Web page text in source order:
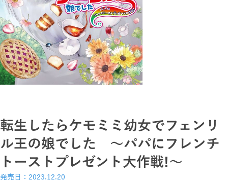
転生したらケモミミ幼女でフェンリ
ル王の娘でした ～パパにフレンチ
トーストプレゼント大作戦!～
発売日：2023.12.20